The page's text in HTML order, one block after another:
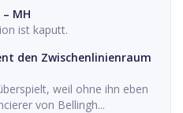
MH
ist kaputt.
den Zwischenlinienraum
weil ohne ihn eben
von Bellingh...